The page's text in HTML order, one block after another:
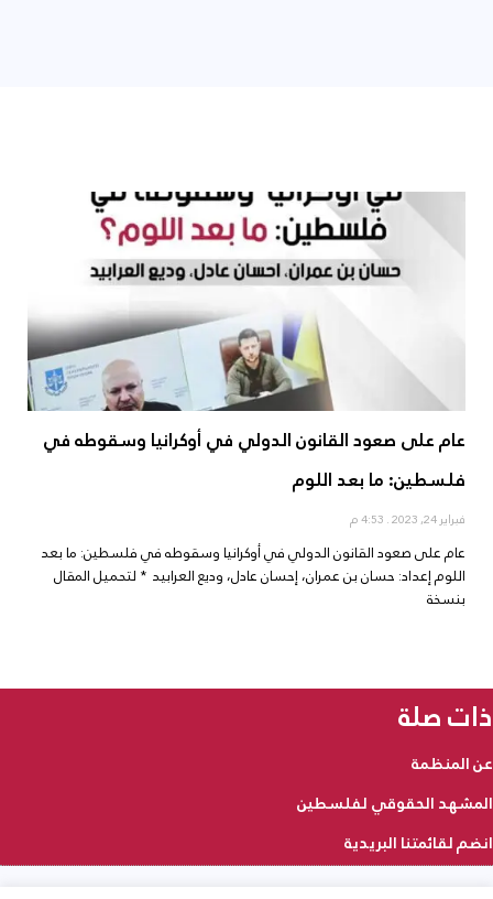
عام على صعود القانون الدولي في أوكرانيا وسقوطه في
فلسطين: ما بعد اللوم
فبراير 24, 2023
عام على صعود القانون الدولي في أوكرانيا وسقوطه في فلسطين: ما بعد
اللوم إعداد: حسان بن عمران، إحسان عادل، وديع العرابيد * لتحميل المقال
بنسخة
ذات صلة
عن المنظمة
المشهد الحقوقي لفلسطين
انضم لقائمتنا البريدية